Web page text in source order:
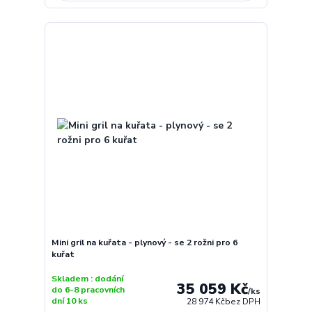
Mini gril na kuřata - plynový - se 2 rožni pro 6
kuřat
35 059 Kč/ks
28 974 Kčbez DPH
Skladem : dodání
do 6-8 pracovních
dní 10 ks